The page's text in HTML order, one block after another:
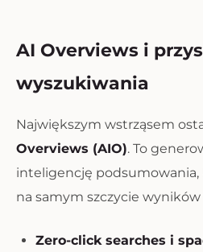
AI Overviews i
wyszukiwania
Największym wstrząsem
Overviews (AIO). To
inteligencję podsumowania,
na samym szczycie wyników
Zero-click searches i